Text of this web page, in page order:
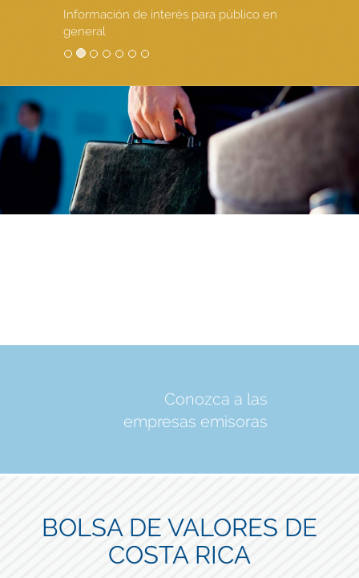
Información de interés para público en
general
Conozca a las
empresas emisoras
BOLSA DE VALORES DE
COSTA RICA